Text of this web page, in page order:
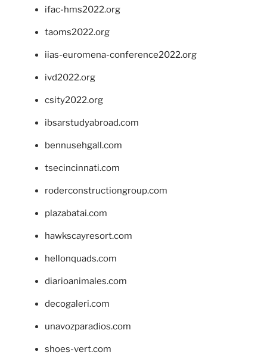
ifac-hms2022.org
taoms2022.org
iias-euromena-conference2022.org
ivd2022.org
csity2022.org
ibsarstudyabroad.com
bennusehgall.com
tsecincinnati.com
roderconstructiongroup.com
plazabatai.com
hawkscayresort.com
hellonquads.com
diarioanimales.com
decogaleri.com
unavozparadios.com
shoes-vert.com